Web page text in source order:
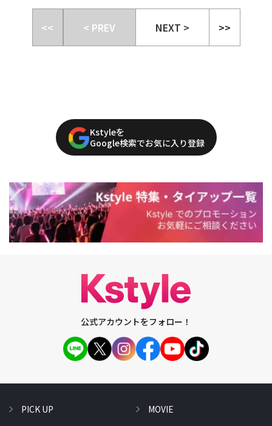
<< < PREV NEXT > >>
Kstyleを
Google検索でお気に入り登録
公式アカウントをフォロー！
PICK UP MOVIE